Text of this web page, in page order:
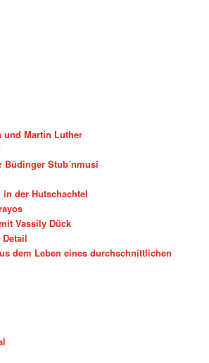
und Martin Luther
Büdinger Stub´nmusi
der Hutschachtel
Vassily Dück
dem Leben eines durchschnittlichen